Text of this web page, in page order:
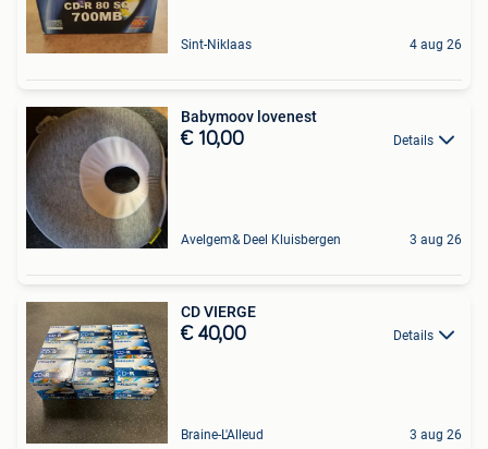
Sint-Niklaas 4 aug 26
Babymoov lovenest
€ 10,00 Details
Avelgem& Deel Kluisbergen 3 aug 26
CD VIERGE
€ 40,00 Details
Braine-L'Alleud 3 aug 26